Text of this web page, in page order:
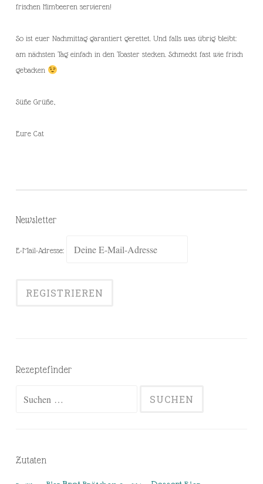
frischen Himbeeren servieren!
So ist euer Nachmittag garantiert gerettet. Und falls was übrig bleibt:
am nächsten Tag einfach in den Toaster stecken. Schmeckt fast wie frisch
gebacken
Süße Grüße,
Eure Cat
Newsletter
E-Mail-Adresse:
Rezeptefinder
Zutaten